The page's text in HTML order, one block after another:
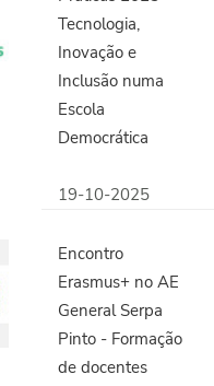
Tecnologia,
Inovação e
Inclusão numa
Escola
Democrática
19-10-2025
Encontro
Erasmus+ no AE
General Serpa
Pinto - Formação
de docentes